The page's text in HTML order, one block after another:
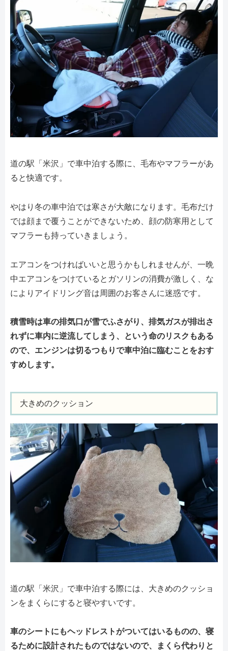
道の駅「米沢」で車中泊する際に、毛布やマフラーがあ
ると快適です。
やはり冬の車中泊では寒さが大敵になります。毛布だけ
では顔まで覆うことができないため、顔の防寒用として
マフラーも持っていきましょう。
エアコンをつければいいと思うかもしれませんが、一晩
中エアコンをつけているとガソリンの消費が激しく、な
によりアイドリング音は周囲のお客さんに迷惑です。
積雪時は車の排気口が雪でふさがり、排気ガスが排出さ
れずに車内に逆流してしまう、という命のリスクもある
ので、エンジンは切るつもりで車中泊に臨むことをおす
すめします。
大きめのクッション
道の駅「米沢」で車中泊する際には、大きめのクッショ
ンをまくらにすると寝やすいです。
車のシートにもヘッドレストがついてはいるものの、寝
るために設計されたものではないので、まくら代わりと